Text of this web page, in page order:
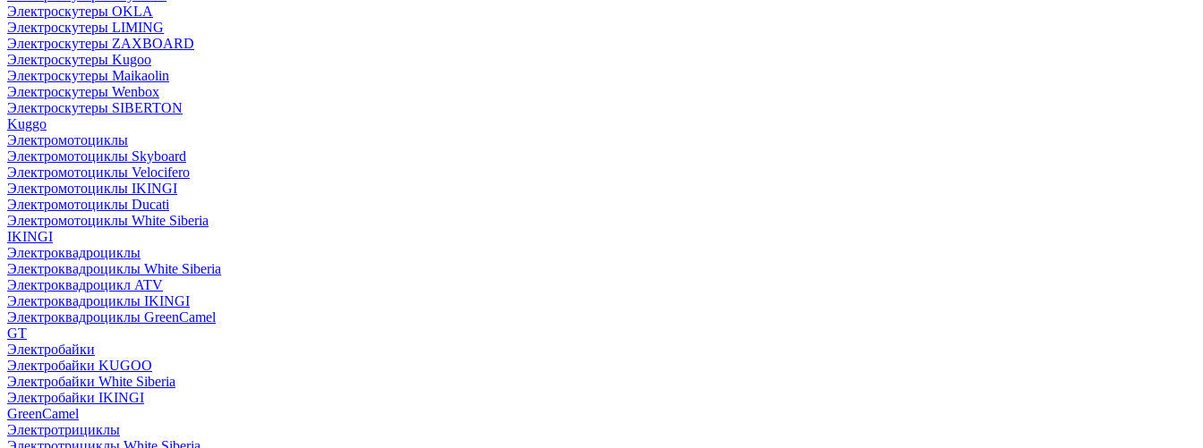
Электроскутеры OKLA
Электроскутеры LIMING
Электроскутеры ZAXBOARD
Электроскутеры Kugoo
Электроскутеры Maikaolin
Электроскутеры Wenbox
Электроскутеры SIBERTON
Kuggo
Электромотоциклы
Электромотоциклы Skyboard
Электромотоциклы Velocifero
Электромотоциклы IKINGI
Электромотоциклы Ducati
Электромотоциклы White Siberia
IKINGI
Электроквадроциклы
Электроквадроциклы White Siberia
Электроквадроцикл ATV
Электроквадроциклы IKINGI
Электроквадроциклы GreenCamel
GT
Электробайки
Электробайки KUGOO
Электробайки White Siberia
Электробайки IKINGI
GreenCamel
Электротрициклы